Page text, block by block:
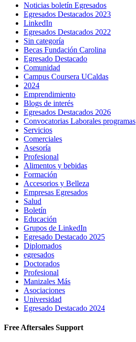
Noticias boletín Egresados
Egresados Destacados 2023
LinkedIn
Egresados Destacados 2022
Sin categoría
Becas Fundación Carolina
Egresado Destacado
Comunidad
Campus Coursera UCaldas
2024
Emprendimiento
Blogs de interés
Egresados Destacados 2026
Convocatorias Laborales programas
Servicios
Comerciales
Asesoría
Profesional
Alimentos y bebidas
Formación
Accesorios y Belleza
Empresas Egresados
Salud
Boletín
Educación
Grupos de LinkedIn
Egresado Destacado 2025
Diplomados
egresados
Doctorados
Profesional
Manizales Más
Asociaciones
Universidad
Egresado Destacado 2024
Free Aftersales Support